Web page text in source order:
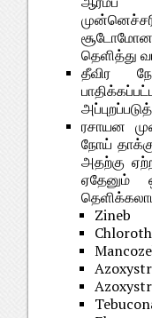
தெளித்து
தீவிர
ரசாயன
நோய்
அதற்கு
ஏதேனும்
Zineb